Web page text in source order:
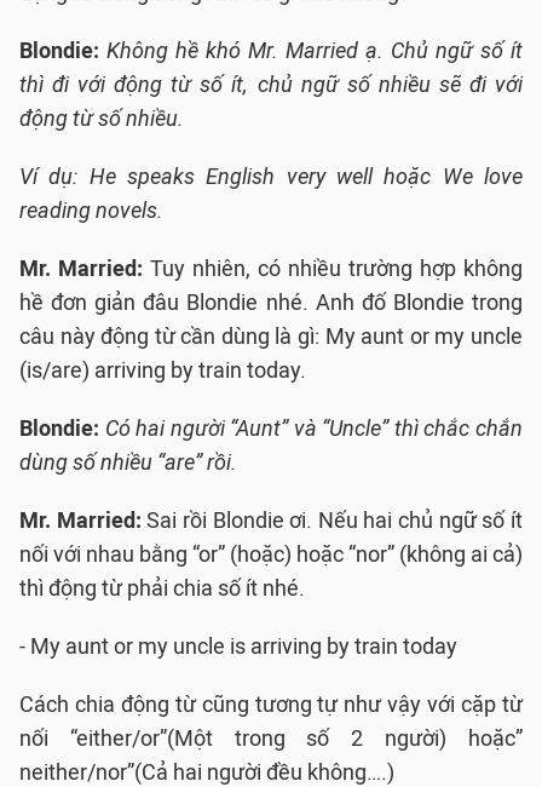
Blondie: Không hề khó Mr. Married ạ. Chủ ngữ số ít
thì đi với động từ số ít, chủ ngữ số nhiều sẽ đi với
động từ số nhiều.
Ví dụ: He speaks English very well hoặc We love
reading novels.
Mr. Married: Tuy nhiên, có nhiều trường hợp không
hề đơn giản đâu Blondie nhé. Anh đố Blondie trong
câu này động từ cần dùng là gì: My aunt or my uncle
(is/are) arriving by train today.
Blondie: Có hai người “Aunt” và “Uncle” thì chắc chắn
dùng số nhiều “are” rồi.
Mr. Married: Sai rồi Blondie ơi. Nếu hai chủ ngữ số ít
nối với nhau bằng “or” (hoặc) hoặc “nor” (không ai cả)
thì động từ phải chia số ít nhé.
- My aunt or my uncle is arriving by train today
Cách chia động từ cũng tương tự như vậy với cặp từ
nối “either/or”(Một trong số 2 người) hoặc”
neither/nor”(Cả hai người đều không….)